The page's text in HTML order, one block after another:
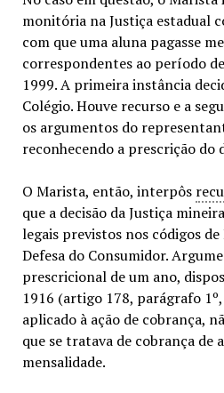
monitória na Justiça estadual
com que uma aluna pagasse
correspondentes ao período
1999. A primeira instância
Colégio. Houve recurso e a
os argumentos do
reconhecendo a prescrição do
O Marista, então, interpôs
que a decisão da Justiça
legais previstos nos códigos de
Defesa do Consumidor.
prescricional de um ano,
1916 (artigo 178, parágrafo
aplicado à ação de cobrança,
que se tratava de cobrança de
mensalidade.